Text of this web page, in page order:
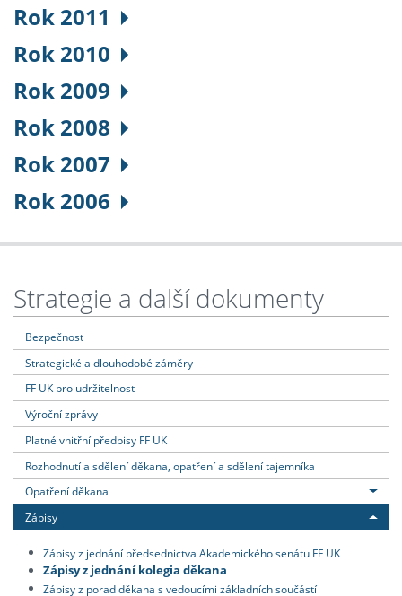
Rok 2011
Rok 2010
Rok 2009
Rok 2008
Rok 2007
Rok 2006
Strategie a další dokumenty
Bezpečnost
Strategické a dlouhodobé záměry
FF UK pro udržitelnost
Výroční zprávy
Platné vnitřní předpisy FF UK
Rozhodnutí a sdělení děkana, opatření a sdělení tajemníka
Opatření děkana
Zápisy
Zápisy z jednání předsednictva Akademického senátu FF UK
Zápisy z jednání kolegia děkana
Zápisy z porad děkana s vedoucími základních součástí